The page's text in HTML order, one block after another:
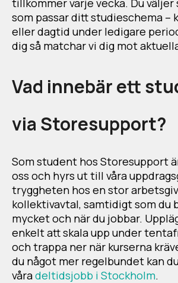
tillkommer varje vecka. Du väljer
som passar ditt studieschema –
eller dagtid under ledigare
dig så matchar vi dig mot
Vad innebär ett
via Storesupport?
Som student hos Storesupport
oss och hyrs ut till våra
tryggheten hos en stor
kollektivavtal, samtidigt som du
mycket och när du jobbar.
enkelt att skala upp under
och trappa ner när kurserna
du något mer regelbundet kan
våradeltidsjobb i Stockholm.